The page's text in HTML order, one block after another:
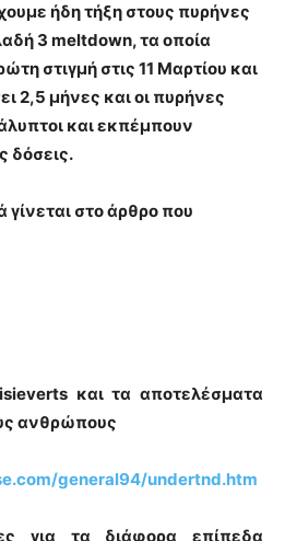
ήδη τήξη στους πυρήνες
3 meltdown, τα οποία
στιγμή στις 11 Μαρτίου και
2,5 μήνες και οι πυρήνες
και εκπέμπουν
δόσεις.
στο άρθρο που
και τα αποτελέσματα
ανθρώπους
general94/undertnd.htm
για τα διάφορα επίπεδα